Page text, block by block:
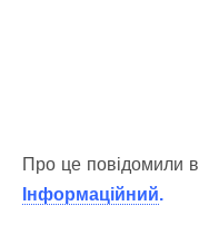
Про це повідомили
Інформаційний.